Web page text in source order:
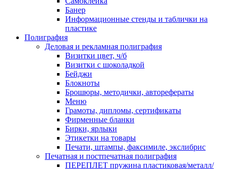
Банер
Информационные стенды и таблички на
пластике
Полиграфия
Деловая и рекламная полиграфия
Визитки цвет, ч/б
Визитки с шоколадкой
Бейджи
Блокноты
Брошюры, методички, авторефераты
Меню
Грамоты, дипломы, сертификаты
Фирменные бланки
Бирки, ярлыки
Этикетки на товары
Печати, штампы, факсимиле, экслибрис
Печатная и постпечатная полиграфия
ПЕРЕПЛЕТ пружина пластиковая/металл/